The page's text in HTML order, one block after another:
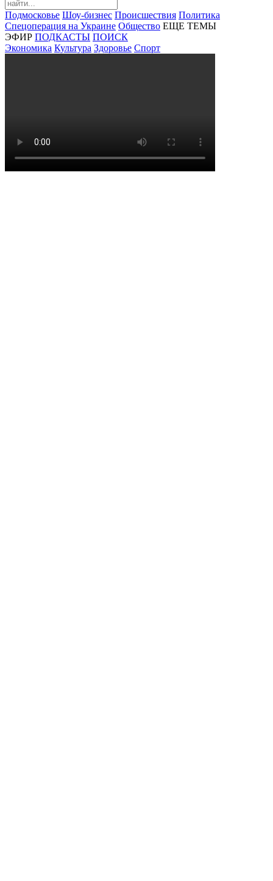
Подмосковье Шоу-бизнес Происшествия Политика
Спецоперация на Украине Общество ЕЩЕ ТЕМЫ
ЭФИР ПОДКАСТЫ ПОИСК
Экономика Культура Здоровье Спорт